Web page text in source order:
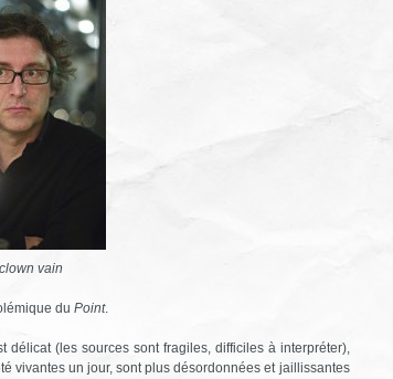
vain
du Point.
délicat (les sources sont fragiles, difficiles à interpréter),
vivantes un jour, sont plus désordonnées et jaillissantes